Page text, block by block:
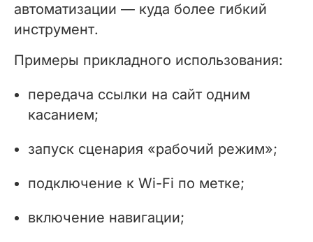
автоматизации — куда более гибкий
инструмент.
Примеры прикладного использования:
передача ссылки на сайт одним
касанием;
запуск сценария «рабочий режим»;
подключение к Wi-Fi по метке;
включение навигации;